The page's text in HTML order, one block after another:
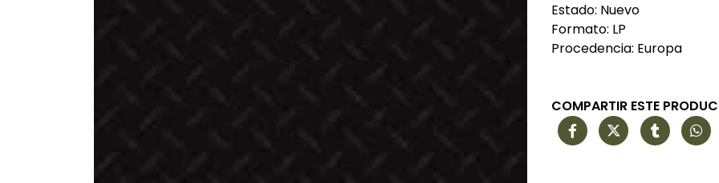
Estado: Nuevo
Formato: LP
Procedencia: Europa
COMPARTIR ESTE